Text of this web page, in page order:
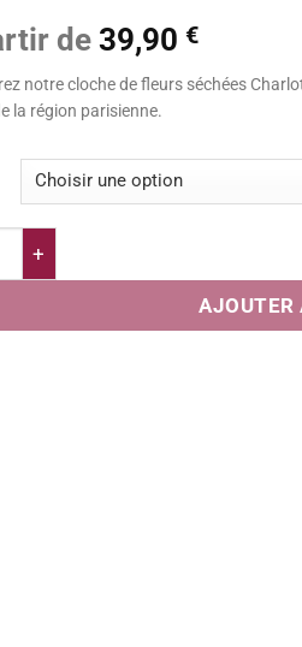
de 39,90 €
notre cloche de fleurs séchées
la région parisienne.
de Fleurs séchées sous cloche
AJOUTER